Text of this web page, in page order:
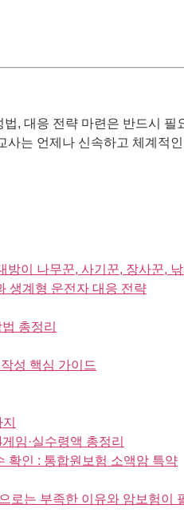
, 대응 전략 마련은 반드시 필
는 언제나 신속하고 체계적
이 나무꾼, 사기꾼, 장사꾼,
생계형 운전자 대응 전략
총정리
성 핵심 가이드
임·실수령액 총정리
확인 : 통합원보험 소액암 특약
로는 부족한 이유와 암보험이